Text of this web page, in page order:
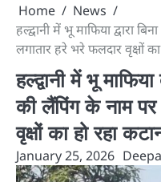
Home
News
हल्द्वानी में भू माफिया द्वारा
लगातार हरे भरे फलदार वृक्षों
हल्द्वानी में भू
की लैंपिंग के नाम
वृक्षों का हो रहा
January 25, 2026